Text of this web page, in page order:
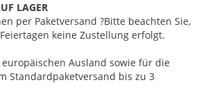
LAGER
per Paketversand ?Bitte beachten Sie,
keine Zustellung erfolgt.
Ausland sowie für die
Standardpaketversand bis zu 3